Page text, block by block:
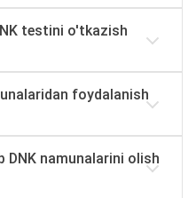
testini o'tkazish
foydalanish
DNK namunalarini olish